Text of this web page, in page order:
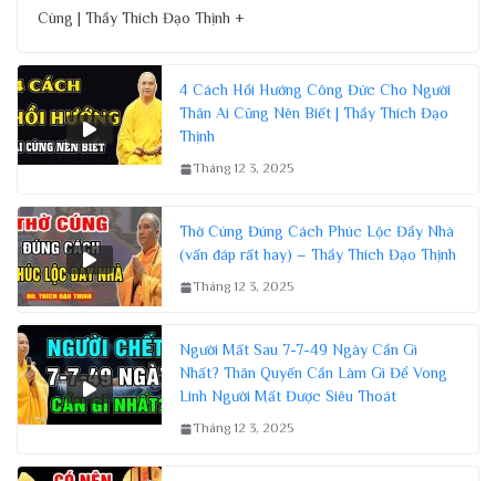
Cùng | Thầy Thích Đạo Thịnh +
4 Cách Hồi Hướng Công Đức Cho Người
Thân Ai Cũng Nên Biết | Thầy Thích Đạo
Thịnh
Tháng 12 3, 2025
Thờ Cúng Đúng Cách Phúc Lộc Đầy Nhà
(vấn đáp rất hay) – Thầy Thích Đạo Thịnh
Tháng 12 3, 2025
Người Mất Sau 7-7-49 Ngày Cần Gì
Nhất? Thân Quyến Cần Làm Gì Để Vong
Linh Người Mất Được Siêu Thoát
Tháng 12 3, 2025